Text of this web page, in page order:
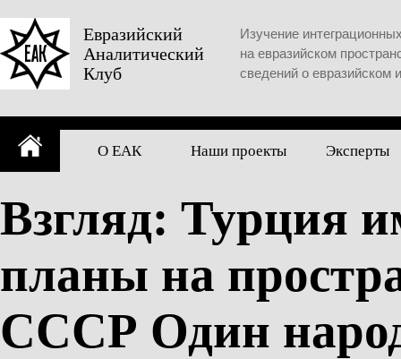
to
content
Евразийский
Аналитический
Клуб
Изучение
на евразийском
сведений о евразийском
О ЕАК Наши проекты Эксперты
Взгляд: Турция
планы на
СССР Один